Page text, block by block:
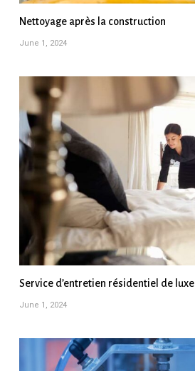
Nettoyage après la construction
June 1, 2024
Service d’entretien résidentiel de luxe
June 1, 2024